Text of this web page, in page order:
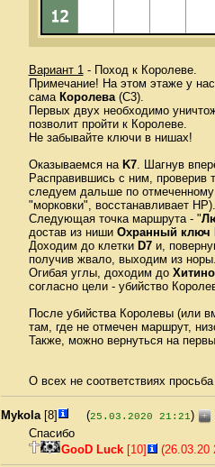
Вариант 1 - Поход к Королеве.
Примечание! На этом этаже у
сама Королева(C3).
Первых двух необходимо
позволит пройти к Королеве.
Не забывайте ключи в нишах!
Оказываемся на K7. Шагнув
Расправившись с ним, проверив
следуем дальше по
"морковки", восстанавливает HP).
Следующая точка маршрута - "
достав из ниши Охранный ключ
Доходим до клетки D7и,
получив жвало, выходим из
Огибая углы, доходим до
согласно цели - убийство
После убийства Королевы (или
там, где не отмечен маршрут,
Также, можно вернуться на
О всех не соответствиях
Mykola[8] (25.03.2020 21:21) +
Спасибо
GooD Luck[10] (26.03.20